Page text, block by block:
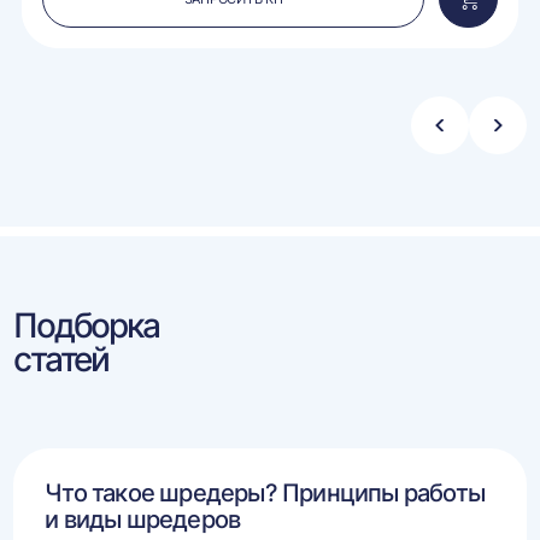
в
Стрелка
Подборка
статей
Что такое шредеры? Принципы работы
и виды шредеров